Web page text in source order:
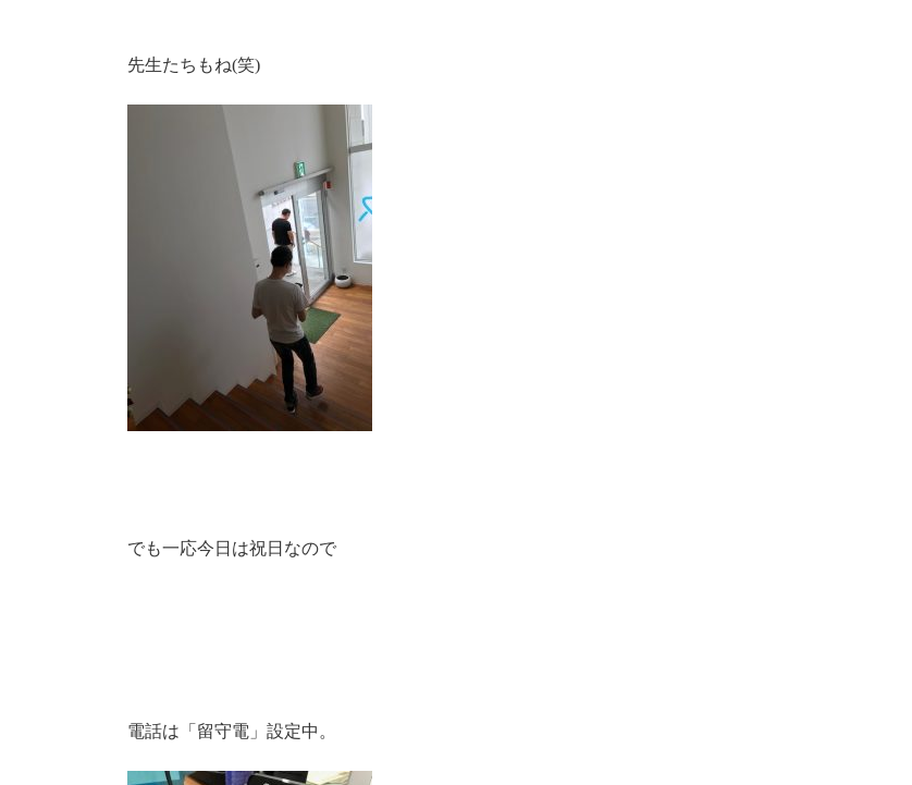
先生たちもね(笑)
でも一応今日は祝日なので
電話は「留守電」設定中。